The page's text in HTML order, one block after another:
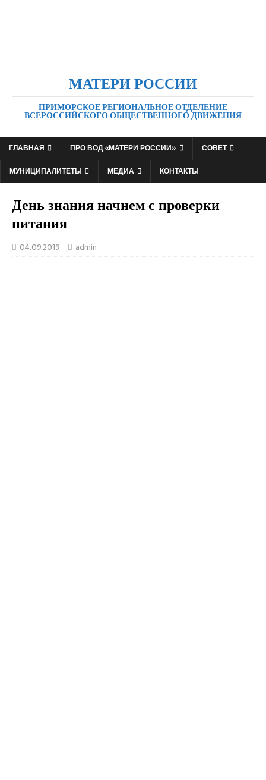
МАТЕРИ РОССИИ
ПРИМОРСКОЕ РЕГИОНАЛЬНОЕ ОТДЕЛЕНИЕ
ВСЕРОССИЙСКОГО ОБЩЕСТВЕННОГО ДВИЖЕНИЯ
ГЛАВНАЯ ПРО ВОД «МАТЕРИ РОССИИ»
СОВЕТ
МУНИЦИПАЛИТЕТЫ
МЕДИА КОНТАКТЫ
День знания начнем с проверки
питания
04.09.2019 admin